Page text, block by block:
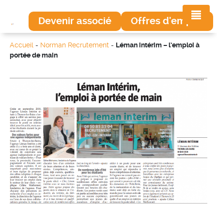
Devenir associé Offres d'emploi
Accueil - Norman Recrutement - Léman intérim – l’emploi à
portée de main